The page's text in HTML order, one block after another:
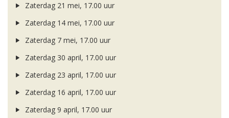
Zaterdag 21 mei, 17.00 uur
Zaterdag 14 mei, 17.00 uur
Zaterdag 7 mei, 17.00 uur
Zaterdag 30 april, 17.00 uur
Zaterdag 23 april, 17.00 uur
Zaterdag 16 april, 17.00 uur
Zaterdag 9 april, 17.00 uur